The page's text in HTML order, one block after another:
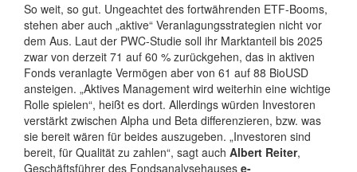
So weit, so gut. Ungeachtet des fortwährenden ETF-Booms,
stehen aber auch „aktive“ Veranlagungsstrategien nicht vor
dem Aus. Laut der PWC-Studie soll ihr Marktanteil bis 2025
zwar von derzeit 71 auf 60 % zurückgehen, das in aktiven
Fonds veranlagte Vermögen aber von 61 auf 88 BioUSD
ansteigen. „Aktives Management wird weiterhin eine wichtige
Rolle spielen“, heißt es dort. Allerdings würden Investoren
verstärkt zwischen Alpha und Beta differenzieren, bzw. was
sie bereit wären für beides auszugeben. „Investoren sind
bereit, für Qualität zu zahlen“, sagt auch Albert Reiter,
Geschäftsführer des Fondsanalysehauses e-